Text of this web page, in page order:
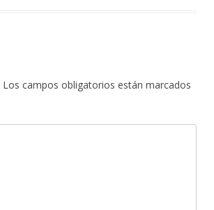
Los campos obligatorios están marcados